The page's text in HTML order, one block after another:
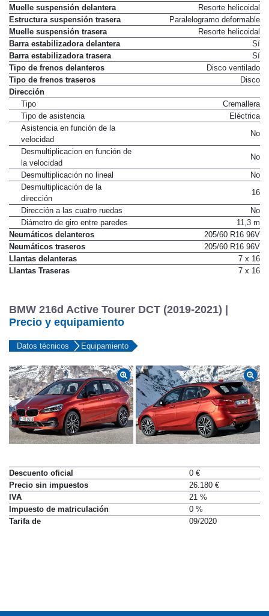
Estructura suspensión delantera
Tipo McPherson
Muelle suspensión delantera
Resorte helicoidal
Estructura suspensión trasera
Paralelogramo deformable
Muelle suspensión trasera
Resorte helicoidal
Barra estabilizadora delantera
Sí
Barra estabilizadora trasera
Sí
Tipo de frenos delanteros
Disco ventilado
Tipo de frenos traseros
Dirección
Tipo
Cremallera
Tipo de asistencia
Asistencia en función de la
velocidad
No
Desmultiplicacion en función de
la velocidad
No
Desmultiplicación no lineal
Desmultiplicación de la
dirección
16
Dirección a las cuatro ruedas
No
Diámetro de giro entre paredes
11,3 m
Neumáticos delanteros
205/60 R16 96V
Neumáticos traseros
205/60 R16 96V
Llantas delanteras
7 x 16
BMW 216d Active Tourer DCT (2019-2021) |
Precio y equipamiento
Descuento oficial
0 €
Precio sin impuestos
26.180 €
IVA
21 %
Impuesto de matriculación
0 %